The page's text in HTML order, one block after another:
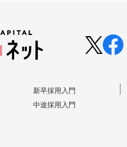
新卒採⽤⼊⾨
中途採⽤⼊⾨